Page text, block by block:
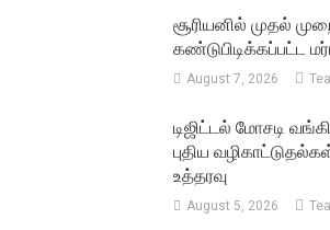
சூரியனில் முதல்
கண்டுபிடிக்கப்பட்ட
August 7, 2026
டிஜிட்டல் மோசடி
புதிய
உத்தரவு
August 5, 2026